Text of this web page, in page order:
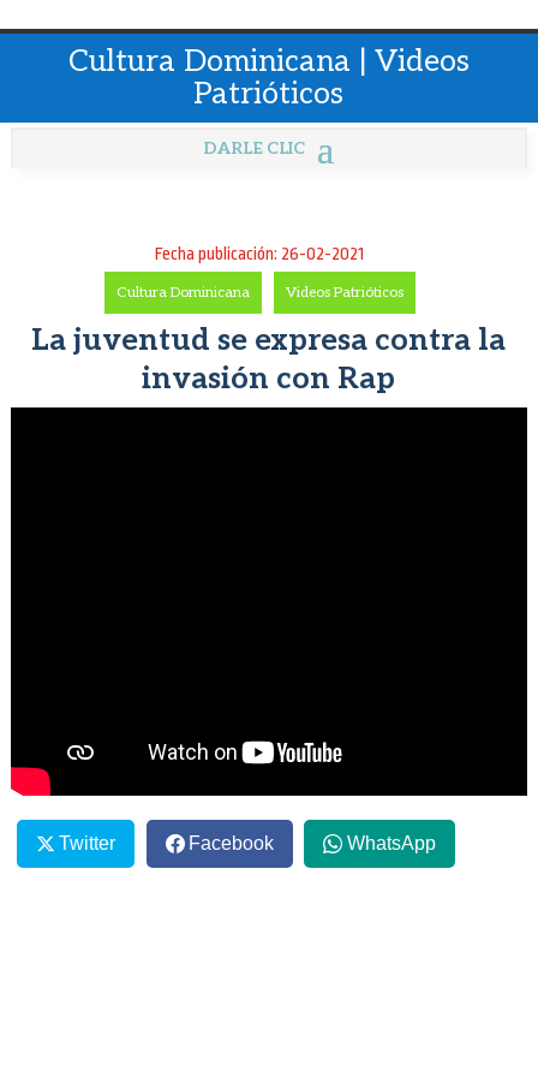
Cultura Dominicana | Videos
Patrióticos
Fecha publicación: 26-02-2021
Cultura Dominicana Videos Patrióticos
La juventud se expresa contra la
invasión con Rap
Twitter Facebook WhatsApp